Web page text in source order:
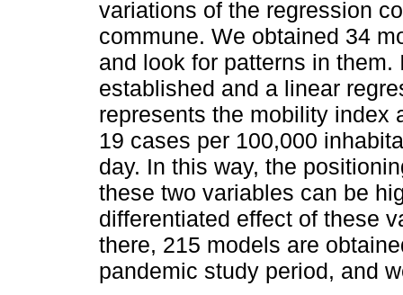
variations of the regression
commune. We obtained 34
and look for patterns in
established and a linear
represents the mobility index
19 cases per 100,000
day. In this way, the
these two variables can be
differentiated effect of these
there, 215 models are
pandemic study period, and